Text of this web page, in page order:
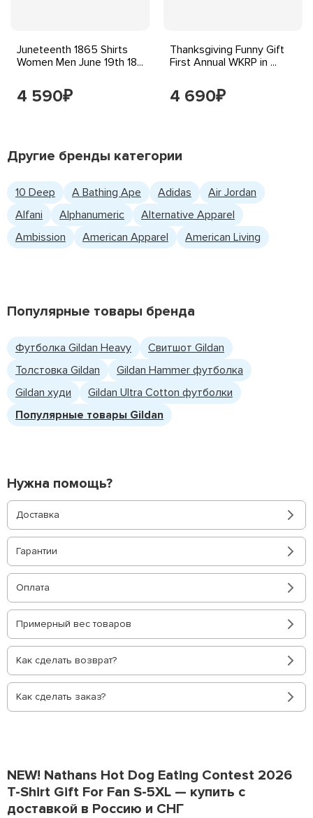
Juneteenth 1865 Shirts
Women Men June 19th 18...
4 590₽
Thanksgiving Funny Gift
First Annual WKRP in ...
4 690₽
Другие бренды категории
10 Deep A Bathing Ape Adidas
Air Jordan
Alfani
Alphanumeric
Alternative Apparel
Ambission
American Apparel American Living
Популярные товары бренда
Футболка Gildan Heavy
Свитшот Gildan
Толстовка Gildan
Gildan Hammer футболка
Gildan худи
Gildan Ultra Cotton футболки
Популярные товары Gildan
Нужна помощь?
Доставка
Гарантии
Оплата
Примерный вес товаров
Как сделать возврат?
Как сделать заказ?
NEW! Nathans Hot Dog Eating Contest 2026
T-Shirt Gift For Fan S-5XL — купить с
доставкой в Россию и СНГ